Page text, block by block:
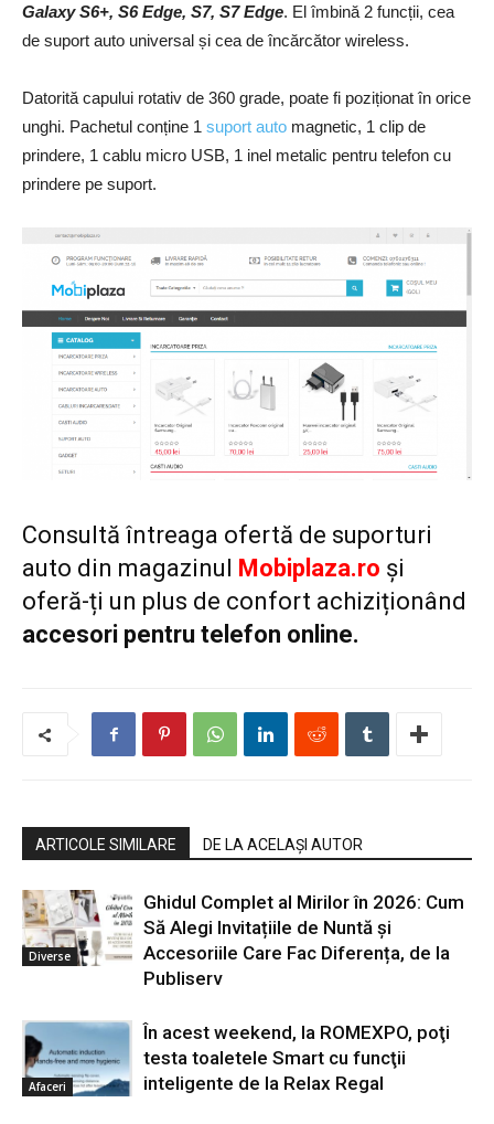
Galaxy S6+, S6 Edge, S7, S7 Edge. El îmbină 2 funcții, cea
de suport auto universal și cea de încărcător wireless.
Datorită capului rotativ de 360 grade, poate fi poziționat în orice
unghi. Pachetul conține 1 suport auto magnetic, 1 clip de
prindere, 1 cablu micro USB, 1 inel metalic pentru telefon cu
prindere pe suport.
Consultă întreaga ofertă de suporturi
auto din magazinul Mobiplaza.ro și
oferă-ți un plus de confort achiziționând
accesori pentru telefon online.
ARTICOLE SIMILARE DE LA ACELAȘI AUTOR
Diverse
Ghidul Complet al Mirilor în 2026: Cum
Să Alegi Invitațiile de Nuntă și
Accesoriile Care Fac Diferența, de la
Publiserv
Afaceri
În acest weekend, la ROMEXPO, poţi
testa toaletele Smart cu funcţii
inteligente de la Relax Regal